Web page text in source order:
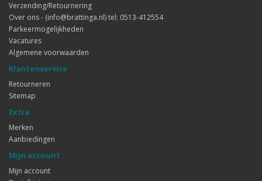
Verzending/Retournering
Over ons - (info@brattinga.nl) tel: 0513-412554
Parkeermogelijkheden
Vacatures
Algemene voorwaarden
Klantenservice
Retourneren
Sitemap
Extra
Merken
Aanbiedingen
Mijn account
Mijn account